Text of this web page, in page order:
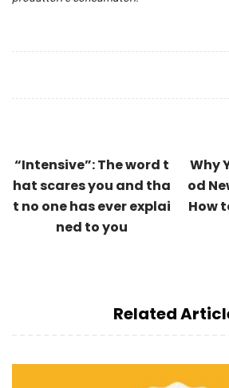
“Intensive”: The word t
hat scares you and tha
t no one has ever explai
ned to you
Why
od
How
Related